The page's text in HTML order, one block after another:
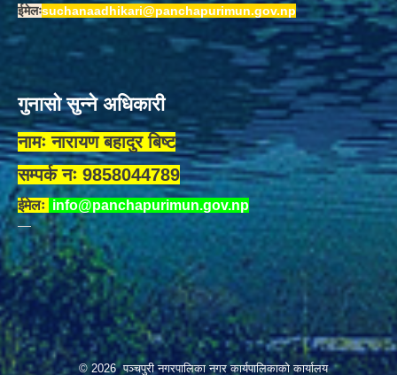
ईमेलःsuchanaadhikari@panchapurimun.gov.np
गुनासो सुन्ने अधिकारी
नामः नारायण बहादुर बिष्ट
सम्पर्क नः 9858044789
ईमेलः info@panchapurimun.gov.np
© 2026 पञ्चपुरी नगरपालिका नगर कार्यपालिकाको कार्यालय